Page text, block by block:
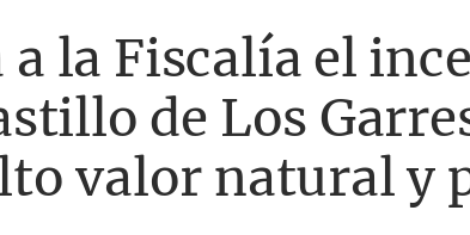
la Fiscalía el
de Los
valor natural y